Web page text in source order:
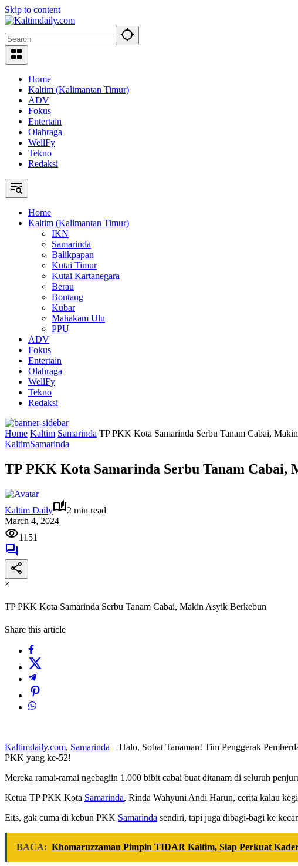
Skip to content
Home
Kaltim (Kalimantan Timur)
ADV
Fokus
Entertain
Olahraga
WellFy
Tekno
Redaksi
Home
Kaltim (Kalimantan Timur)
IKN
Samarinda
Balikpapan
Kutai Timur
Kutai Kartanegara
Berau
Bontang
Kubar
Mahakam Ulu
PPU
ADV
Fokus
Entertain
Olahraga
WellFy
Tekno
Redaksi
Home Kaltim Samarinda TP PKK Kota Samarinda Serbu Tanam Cabai,
KaltimSamarinda
TP PKK Kota Samarinda Serbu Tanam Cabai,
Kaltim Daily
2 min read
March 4, 2024
1151
×
TP PKK Kota Samarinda Serbu Tanam Cabai, Makin Asyik Berkebun
Share this article
Kaltimdaily.com, Samarinda – Halo, Sobat Tanaman! Tim Penggerak
PKK yang ke-52!
Mereka ramai-ramai ngebagiin 1.000 bibit cabai buat ditanam di seluruh
Ketua TP PKK Kota Samarinda, Rinda Wahyuni Andi Harun, cerita kalau
Eits, gak cuma di kebun PKK Samarinda sendiri, tapi juga dibagi-bagi ke
BACA: Khomaruzzaman Pimpin TIDAR Kaltim, Siap Perkuat